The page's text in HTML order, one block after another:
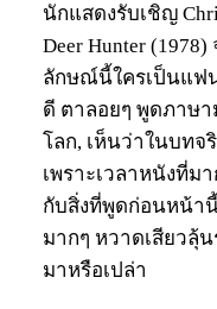
นักแสดงรับเชิญ
Deer Hunter
ลักษณ์นี้ใครเป็นแฟ
ดี ตาลอยๆ พูดภาษ
โลก, เห็นว่าในบทจ
เพราะเวลาหนังที่ม
กับสิ่งที่พูดก่อนหน้า
มากๆ หวาดเสียวลุ้
มาหรือเปล่า